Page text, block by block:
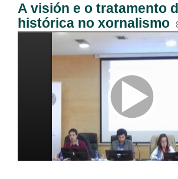
A visión e o tratamento
histórica no xornalismo
Presentación da
7 de maio de 2012